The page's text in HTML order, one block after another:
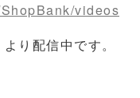
videos
より配信中です。